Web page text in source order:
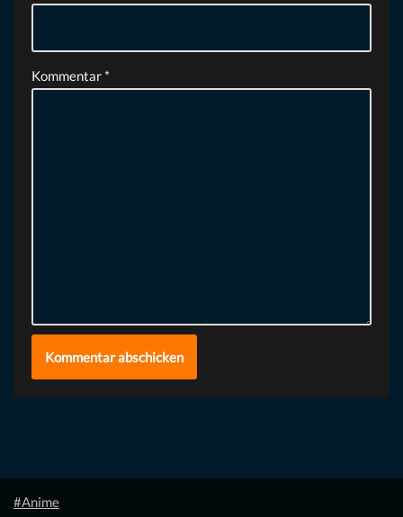
Kommentar *
#Anime